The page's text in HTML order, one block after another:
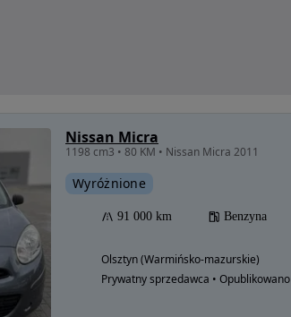
Nissan Micra
1198 cm3 • 80 KM • Nissan Micra 2011
Wyróżnione
91 000 km Benzyna
Olsztyn (Warmińsko-mazurskie)
Prywatny sprzedawca • Opublikowano